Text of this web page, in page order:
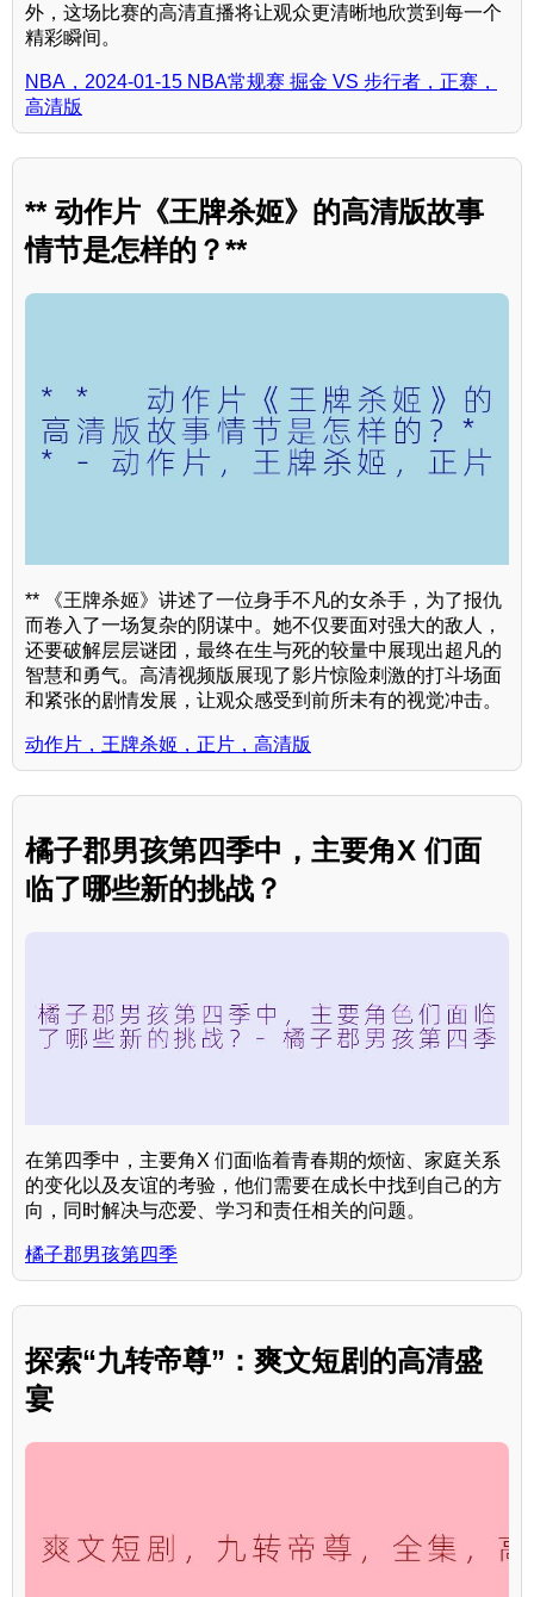
外，这场比赛的高清直播将让观众更清晰地欣赏到每一个
精彩瞬间。
NBA，2024-01-15 NBA常规赛 掘金 VS 步行者，正赛，
高清版
** 动作片《王牌杀姬》的高清版故事
情节是怎样的？**
** 《王牌杀姬》讲述了一位身手不凡的女杀手，为了报仇
而卷入了一场复杂的阴谋中。她不仅要面对强大的敌人，
还要破解层层谜团，最终在生与死的较量中展现出超凡的
智慧和勇气。高清视频版展现了影片惊险刺激的打斗场面
和紧张的剧情发展，让观众感受到前所未有的视觉冲击。
动作片，王牌杀姬，正片，高清版
橘子郡男孩第四季中，主要角X 们面
临了哪些新的挑战？
在第四季中，主要角X 们面临着青春期的烦恼、家庭关系
的变化以及友谊的考验，他们需要在成长中找到自己的方
向，同时解决与恋爱、学习和责任相关的问题。
橘子郡男孩第四季
探索“九转帝尊”：爽文短剧的高清盛
宴